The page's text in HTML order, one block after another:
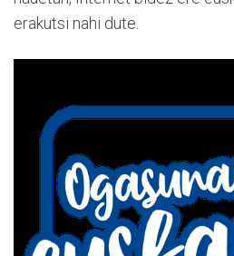
erakutsi nahi dute.